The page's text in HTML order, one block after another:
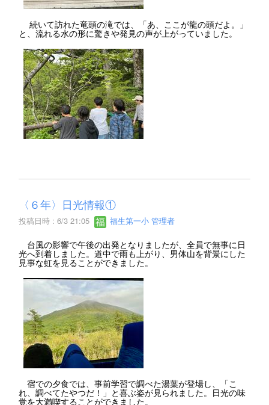
続いて訪れた竜頭の滝では、「あ、ここが龍の頭だよ。」
と、流れる水の形に驚きや発見の声が上がっていました。
〈６年〉日光情報①
投稿日時 : 6/3 21:05 福生第一小 管理者
台風の影響で午後の出発となりましたが、全員で無事に日
光へ到着しました。道中で雨も上がり、男体山を背景にした
見事な虹を見ることができました。
宿での夕食では、事前学習で調べた湯葉が登場し、「こ
れ、調べてたやつだ！」と喜ぶ姿が見られました。日光の味
覚を大満喫することができました。